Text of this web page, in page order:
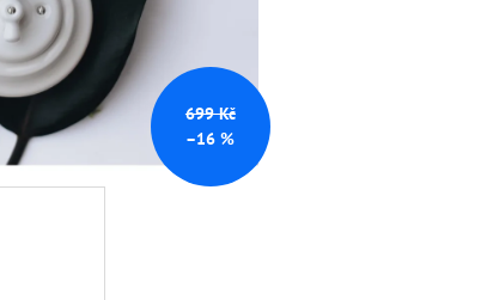
699 Kč
–16 %